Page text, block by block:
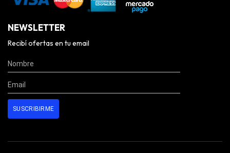
NEWSLETTER
Recibí ofertas en tu email